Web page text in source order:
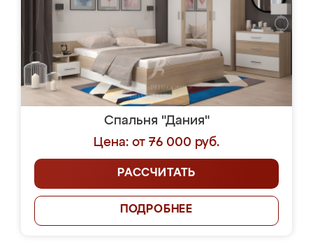
Спальня "Дания"
Цена: от 76 000 руб.
РАССЧИТАТЬ
ПОДРОБНЕЕ